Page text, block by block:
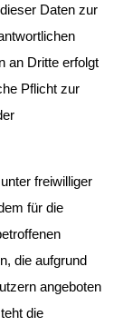
Daten zur
an Dritte erfolgt
Pflicht zur
freiwilliger
für die
die aufgrund
angeboten
die